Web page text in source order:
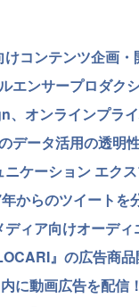
コンテンツ企画
エンサープロダク
、オンラインプラ
データ活用の透明
ケーション エク
からのツイートを
ィア向けオーディ
』の広告商品
に動画広告を配信